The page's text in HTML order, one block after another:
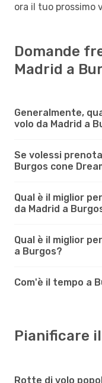
ora il tuo prossimo
Domande
Madrid a
Generalmente,
volo da Madrid a
Se volessi
Burgos cone
Qual è il miglior
da Madrid a
Qual è il miglior
a Burgos?
Com'è il tempo a
Pianificare
Rotte di volo